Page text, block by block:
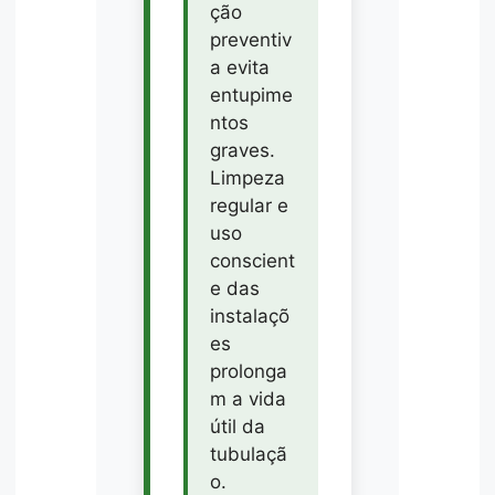
ção
preventiv
a evita
entupime
ntos
graves.
Limpeza
regular e
uso
conscient
e das
instalaçõ
es
prolonga
m a vida
útil da
tubulaçã
o.